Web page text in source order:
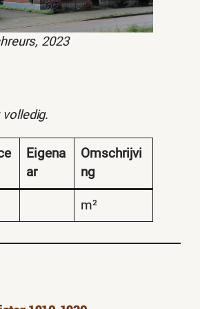
2023
Eigena
ar
Omschrijvi
ng
m²